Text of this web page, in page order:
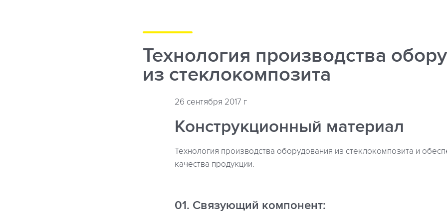
Технология производства
из стеклокомпозита
26 сентября 2017 г
Конструкционный материал
Технология производства оборудования из стеклокомпозита и
качества продукции.
01. Связующий компонент: